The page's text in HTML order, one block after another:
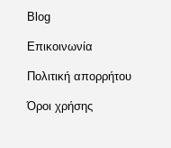
Blog
Επικοινωνία
Πολιτική απορρήτου
Όροι χρήσης